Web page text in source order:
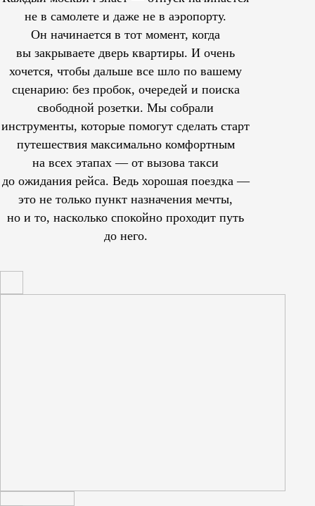
не в самолете и даже не в аэропорту.
Он начинается в тот момент, когда
вы закрываете дверь квартиры. И очень
хочется, чтобы дальше все шло по вашему
сценарию: без пробок, очередей и поиска
свободной розетки. Мы собрали
инструменты, которые помогут сделать старт
путешествия максимально комфортным
на всех этапах — от вызова такси
до ожидания рейса. Ведь хорошая поездка —
это не только пункт назначения мечты,
но и то, насколько спокойно проходит путь
до него.